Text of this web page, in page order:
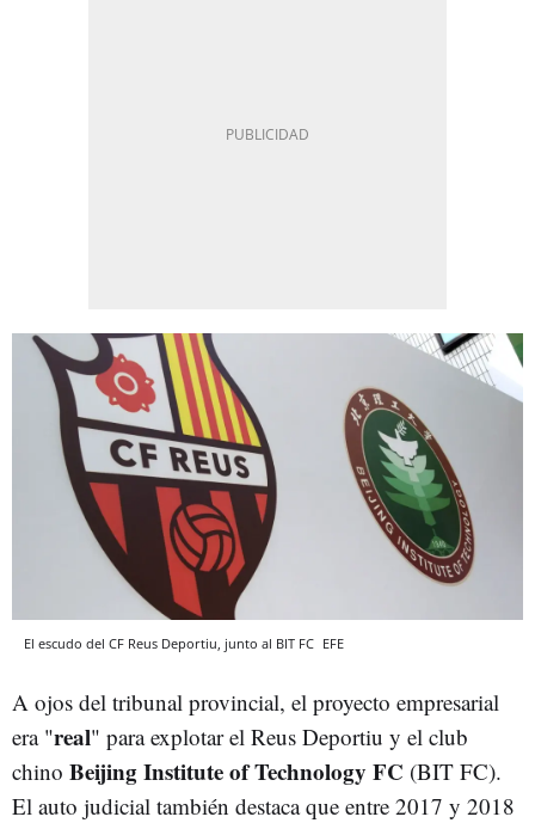
El escudo del CF Reus Deportiu, junto al BIT FC EFE
A ojos del tribunal provincial, el proyecto empresarial
era "real" para explotar el Reus Deportiu y el club
chino Beijing Institute of Technology FC (BIT FC).
El auto judicial también destaca que entre 2017 y 2018